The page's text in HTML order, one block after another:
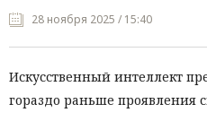
28 ноября 2025 / 15:40
Искусственный интеллект
гораздо раньше проявления